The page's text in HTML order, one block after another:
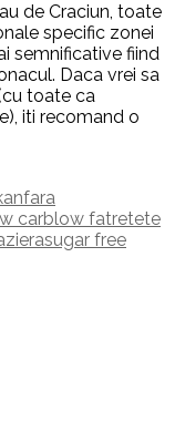
de Craciun, toate
specific zonei
semnificative fiind
Daca vrei sa
toate ca
iti recomand o
fara
carblow fatretete
sugar free